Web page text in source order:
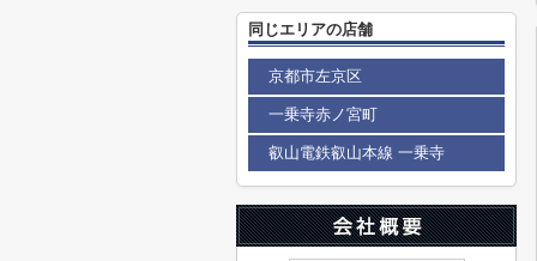
同じエリアの店舗
京都市左京区
一乗寺赤ノ宮町
叡山電鉄叡山本線 一乗寺